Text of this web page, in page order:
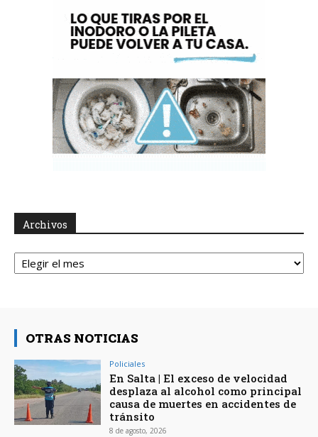
Archivos
Archivos
OTRAS NOTICIAS
Policiales
En Salta | El exceso de velocidad
desplaza al alcohol como principal
causa de muertes en accidentes de
tránsito
8 de agosto, 2026